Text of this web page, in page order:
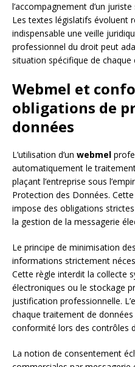
l’accompagnement d’un
Les textes législatifs évoluent
indispensable une veille
professionnel du droit peut
situation spécifique de chaque
Webmel et
obligations de
données
L’utilisation d’un webmel
automatiquement le
plaçant l’entreprise sous
Protection des Données.
impose des obligations
la gestion de la messagerie
Le principe de minimisation
informations strictement
Cette règle interdit la collecte
électroniques ou le stockage
justification professionnelle.
chaque traitement de
conformité lors des contrôles
La notion de consentement